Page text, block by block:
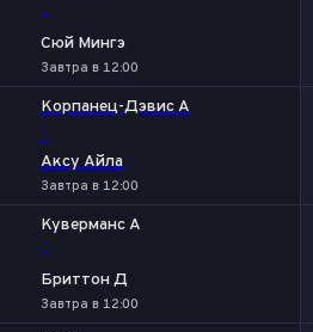
-
Сюй Мингэ
Завтра в 12:00
Корпанец-Дэвис А
-
Аксу Айла
Завтра в 12:00
Куверманс А
-
Бриттон Д
Завтра в 12:00